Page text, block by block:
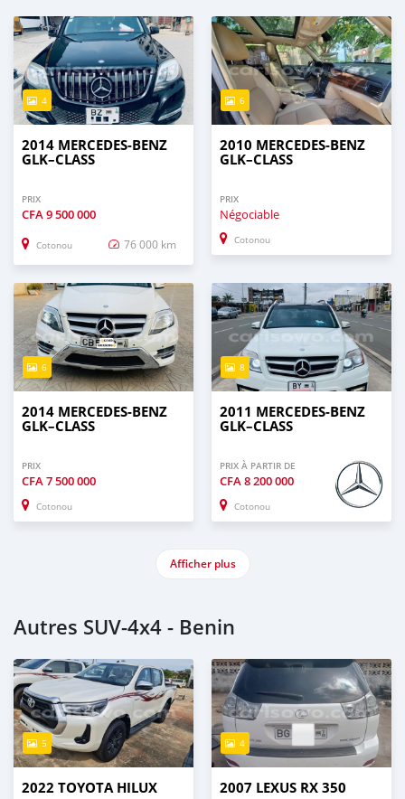
4
2014 MERCEDES-BENZ
GLK–CLASS
PRIX
CFA9 500 000
Cotonou 76 000 km
6
2010 MERCEDES-BENZ
GLK–CLASS
PRIX
Négociable
Cotonou
6
2014 MERCEDES-BENZ
GLK–CLASS
PRIX
CFA7 500 000
Cotonou
8
2011 MERCEDES-BENZ
GLK–CLASS
PRIX À PARTIR DE
CFA8 200 000
Cotonou
Afficher plus
Autres SUV‒4x4 - Benin
5
2022 TOYOTA HILUX
4
2007 LEXUS RX 350